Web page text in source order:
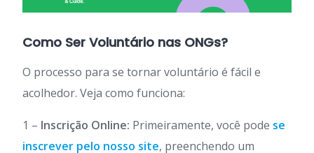
Como Ser Voluntário nas ONGs?
O processo para se tornar voluntário é fácil e
acolhedor. Veja como funciona:
1 – Inscrição Online: Primeiramente, você pode se
inscrever pelo nosso site, preenchendo um